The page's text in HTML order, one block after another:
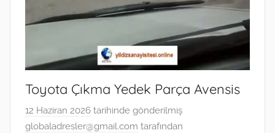
Toyota Çıkma Yedek Parça Avensis
12 Haziran 2026 tarihinde gönderilmiş
globaladresler@gmail.com tarafından